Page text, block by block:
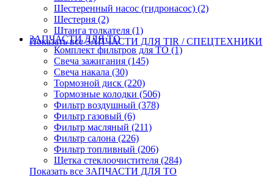
Шестеренный насос (гидронасос) (2)
Шестерня (2)
Штанга толкателя (1)
Показать все ЗАПЧАСТИ ДЛЯ TIR / СПЕЦТЕХНИКИ
ЗАПЧАСТИ ДЛЯ ТО
Комплект фильтров для ТО (1)
Свеча зажигания (145)
Свеча накала (30)
Тормозной диск (220)
Тормозные колодки (506)
Фильтр воздушный (378)
Фильтр газовый (6)
Фильтр масляный (211)
Фильтр салона (226)
Фильтр топливный (206)
Щетка стеклоочистителя (284)
Показать все ЗАПЧАСТИ ДЛЯ ТО